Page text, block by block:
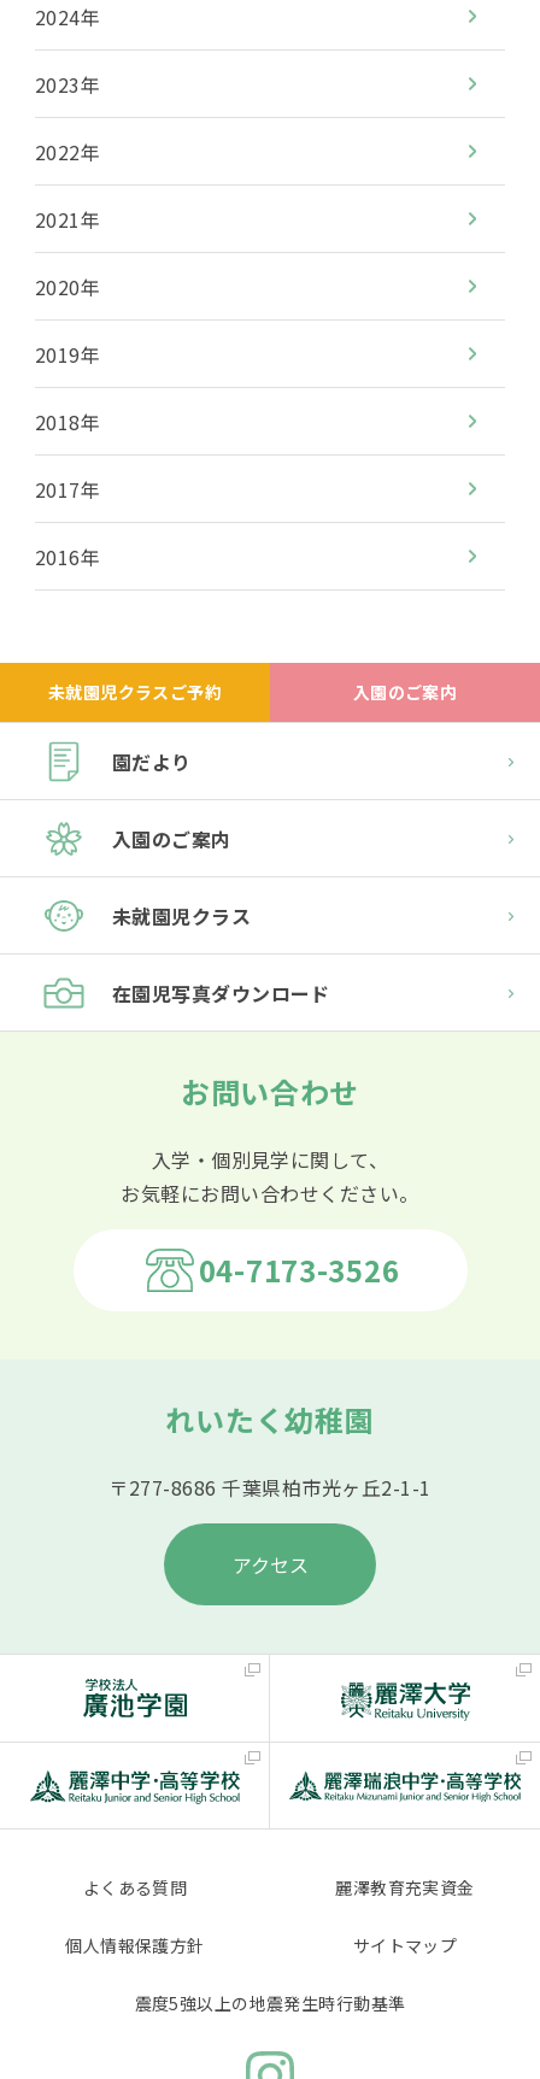
2024年
2023年
2022年
2021年
2020年
2019年
2018年
2017年
2016年
未就園児クラスご予約 入園のご案内
園だより
入園のご案内
未就園児クラス
在園児写真ダウンロード
お問い合わせ
入学・個別見学に関して、
お気軽にお問い合わせください。
04-7173-3526
れいたく幼稚園
〒277-8686 千葉県柏市光ヶ丘2-1-1
アクセス
よくある質問 麗澤教育充実資金
個人情報保護方針 サイトマップ
震度5強以上の地震発生時行動基準